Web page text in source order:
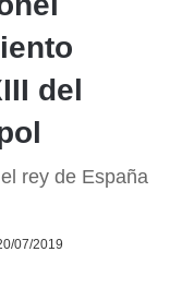
del
rey de España
07/2019